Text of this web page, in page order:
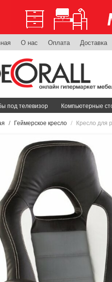
О нас Оплата Доставка
под телевизор Компьютерные
Геймерское кресло Кресло для